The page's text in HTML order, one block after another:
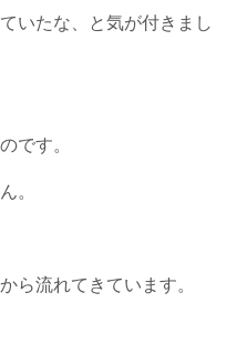
いたな、と気が付きまし
です。
。
ら流れてきています。